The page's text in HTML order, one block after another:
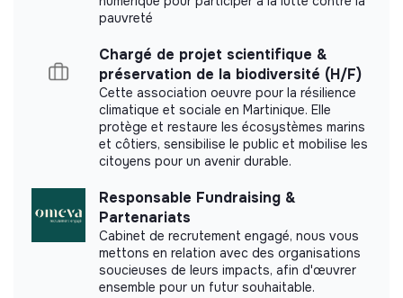
Website
Nonprofit organization
Impact study
Agorafolk did not yet communicate its impact
measurement.
Labels and certifications
pauvreté
Chargé de projet scientifique &
préservation de la biodiversité (H/F)
Cette association oeuvre pour la résilience
climatique et sociale en Martinique. Elle
protège et restaure les écosystèmes marins
et côtiers, sensibilise le public et mobilise les
citoyens pour un avenir durable.
Responsable Fundraising &
Partenariats
Cabinet de recrutement engagé, nous vous
mettons en relation avec des organisations
soucieuses de leurs impacts, afin d'œuvrer
ensemble pour un futur souhaitable.